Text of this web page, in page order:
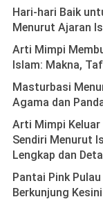
Hari-hari Baik
Menurut Ajaran
Arti Mimpi
Islam: Makna,
Masturbasi
Agama dan
Arti Mimpi Keluar
Sendiri Menurut
Lengkap dan
Pantai Pink
Berkunjung Kesini